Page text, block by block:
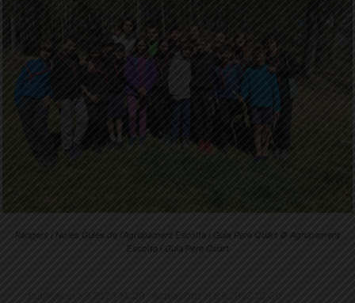
Ràngers i Noies Guies de l'Agrupament Escolta i Guia Pere Quart © Agrupament
Escolta i Guia Pere Quart